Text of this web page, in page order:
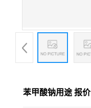
苯甲酸钠用途 报价